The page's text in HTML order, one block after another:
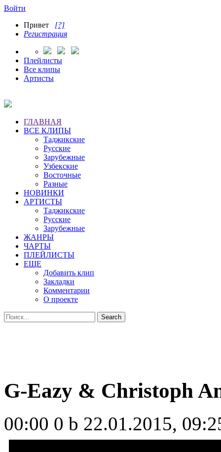
Войти
Привет [?]
Регистрация
Плейлисты
Все клипы
Артисты
ГЛАВНАЯ
ВСЕ КЛИПЫ
Таджикские
Русские
Зарубежные
Узбекские
Восточные
Разные
НОВИНКИ
АРТИСТЫ
Таджикские
Русские
Зарубежные
ЖАНРЫ
ЧАРТЫ
ПЛЕЙЛИСТЫ
ЕЩЕ
Добавить клип
Закладки
Комментарии
О проекте
G-Eazy & Christoph
00:00 0 b 22.01.2015,